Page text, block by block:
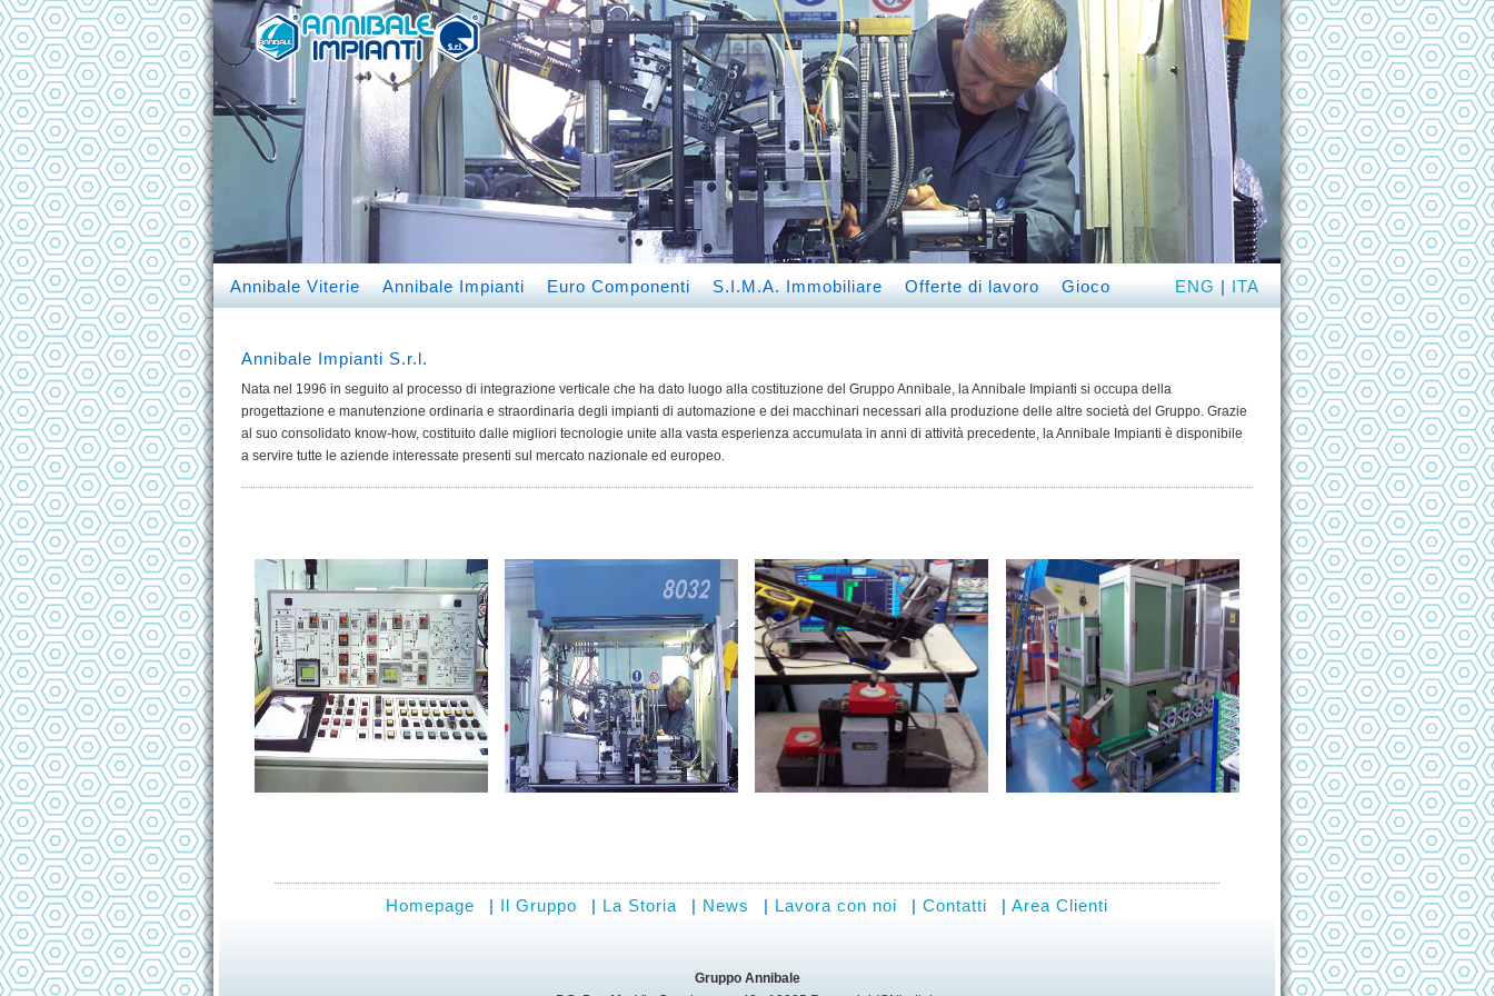
Annibale Viterie Annibale Impianti Euro Componenti S.I.M.A. Immobiliare Offerte di lavoro Gioco ENG|ITA
Annibale Impianti S.r.l.
Nata nel 1996 in seguito al processo di integrazione verticale che ha dato luogo alla costituzione del Gruppo Annibale, la Annibale Impianti si occupa della
progettazione e manutenzione ordinaria e straordinaria degli impianti di automazione e dei macchinari necessari alla produzione delle altre società del Gruppo. Grazie
al suo consolidato know-how, costituito dalle migliori tecnologie unite alla vasta esperienza accumulata in anni di attività precedente, la Annibale Impianti è disponibile
a servire tutte le aziende interessate presenti sul mercato nazionale ed europeo.
Homepage | Il Gruppo | La Storia | News | Lavora con noi | Contatti | Area Clienti
Gruppo Annibale